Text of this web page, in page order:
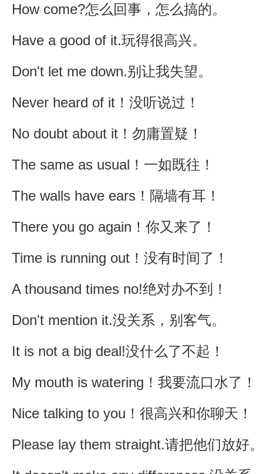
How come?怎么回事，怎么搞的。
Have a good of it.玩得很高兴。
Don't let me down.别让我失望。
Never heard of it！没听说过！
No doubt about it！勿庸置疑！
The same as usual！一如既往！
The walls have ears！隔墙有耳！
There you go again！你又来了！
Time is running out！没有时间了！
A thousand times no!绝对办不到！
Don't mention it.没关系，别客气。
It is not a big deal!没什么了不起！
My mouth is watering！我要流口水了！
Nice talking to you！很高兴和你聊天！
Please lay them straight.请把他们放好。